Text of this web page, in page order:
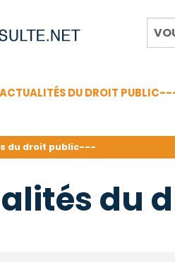
DU DROIT
du droit public---
du